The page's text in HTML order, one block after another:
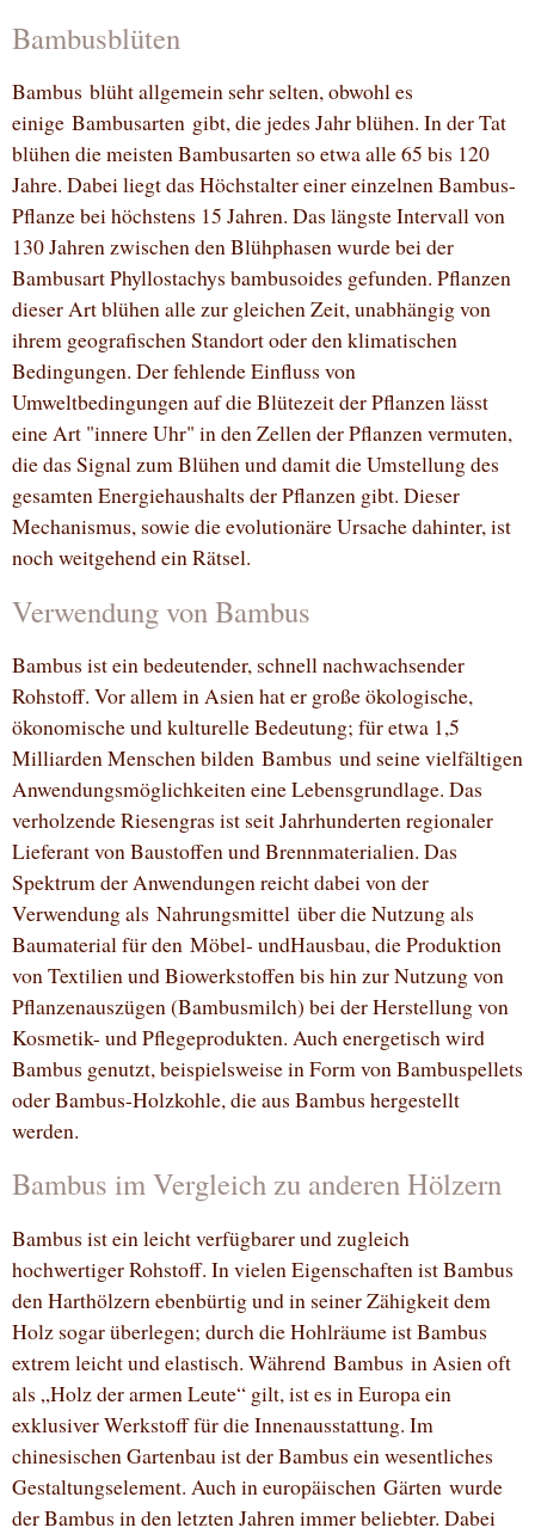
Bambusblüten
Bambus blüht allgemein sehr selten, obwohl es
einige Bambusarten gibt, die jedes Jahr blühen. In der Tat
blühen die meisten Bambusarten so etwa alle 65 bis 120
Jahre. Dabei liegt das Höchstalter einer einzelnen Bambus-
Pflanze bei höchstens 15 Jahren. Das längste Intervall von
130 Jahren zwischen den Blühphasen wurde bei der
Bambusart Phyllostachys bambusoides gefunden. Pflanzen
dieser Art blühen alle zur gleichen Zeit, unabhängig von
ihrem geografischen Standort oder den klimatischen
Bedingungen. Der fehlende Einfluss von
Umweltbedingungen auf die Blütezeit der Pflanzen lässt
eine Art "innere Uhr" in den Zellen der Pflanzen vermuten,
die das Signal zum Blühen und damit die Umstellung des
gesamten Energiehaushalts der Pflanzen gibt. Dieser
Mechanismus, sowie die evolutionäre Ursache dahinter, ist
noch weitgehend ein Rätsel.
Verwendung von Bambus
Bambus ist ein bedeutender, schnell nachwachsender
Rohstoff. Vor allem in Asien hat er große ökologische,
ökonomische und kulturelle Bedeutung; für etwa 1,5
Milliarden Menschen bilden Bambus und seine vielfältigen
Anwendungsmöglichkeiten eine Lebensgrundlage. Das
verholzende Riesengras ist seit Jahrhunderten regionaler
Lieferant von Baustoffen und Brennmaterialien. Das
Spektrum der Anwendungen reicht dabei von der
Verwendung als Nahrungsmittel über die Nutzung als
Baumaterial für den Möbel- undHausbau, die Produktion
von Textilien und Biowerkstoffen bis hin zur Nutzung von
Pflanzenauszügen (Bambusmilch) bei der Herstellung von
Kosmetik- und Pflegeprodukten. Auch energetisch wird
Bambus genutzt, beispielsweise in Form von Bambuspellets
oder Bambus-Holzkohle, die aus Bambus hergestellt
werden.
Bambus im Vergleich zu anderen Hölzern
Bambus ist ein leicht verfügbarer und zugleich
hochwertiger Rohstoff. In vielen Eigenschaften ist Bambus
den Harthölzern ebenbürtig und in seiner Zähigkeit dem
Holz sogar überlegen; durch die Hohlräume ist Bambus
extrem leicht und elastisch. Während Bambus in Asien oft
als „Holz der armen Leute“ gilt, ist es in Europa ein
exklusiver Werkstoff für die Innenausstattung. Im
chinesischen Gartenbau ist der Bambus ein wesentliches
Gestaltungselement. Auch in europäischen Gärten wurde
der Bambus in den letzten Jahren immer beliebter. Dabei